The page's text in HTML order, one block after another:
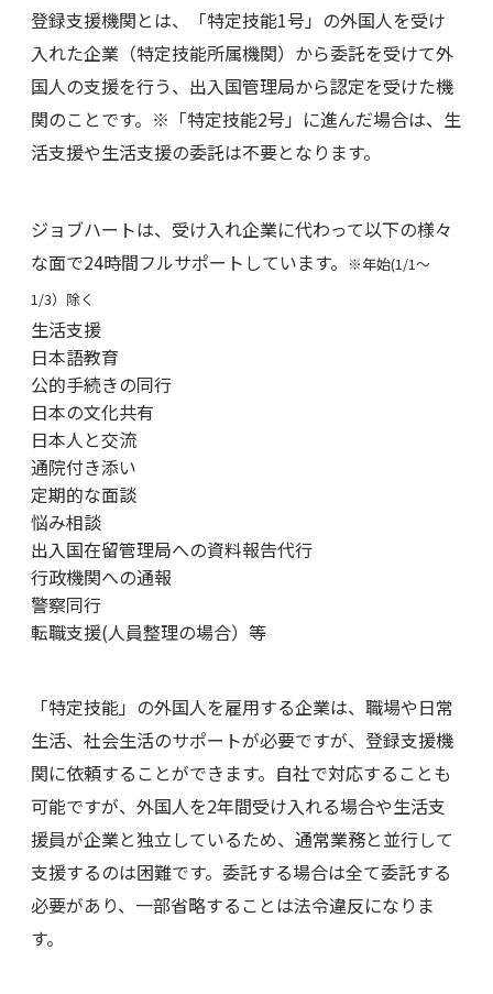
登録支援機関とは、「特定技能1号」の外国人を受け
入れた企業（特定技能所属機関）から委託を受けて外
国人の支援を行う、出入国管理局から認定を受けた機
関のことです。※「特定技能2号」に進んだ場合は、生
活支援や生活支援の委託は不要となります。
ジョブハートは、受け入れ企業に代わって以下の様々
な面で24時間フルサポートしています。
※年始(1/1～
1/3）除く
生活支援
日本語教育
公的手続きの同行
日本の文化共有
日本人と交流
通院付き添い
定期的な面談
悩み相談
出入国在留管理局への資料報告代行
行政機関への通報
警察同行
転職支援(人員整理の場合）等
「特定技能」の外国人を雇用する企業は、職場や日常
生活、社会生活のサポートが必要ですが、登録支援機
関に依頼することができます。自社で対応することも
可能ですが、外国人を2年間受け入れる場合や生活支
援員が企業と独立しているため、通常業務と並行して
支援するのは困難です。委託する場合は全て委託する
必要があり、一部省略することは法令違反になりま
す。